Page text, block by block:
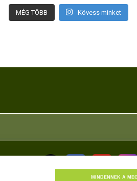
MINDENNEK A
MÉG TÖBB Kövess minket